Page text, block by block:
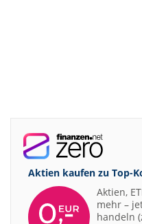
Aktien kaufen zu Top-
Aktien,
mehr –
handeln